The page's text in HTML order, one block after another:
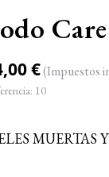
Care
€(Impuestos
10
MUERTAS